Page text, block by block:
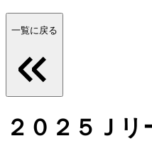
一覧に戻る
２０２５Ｊ